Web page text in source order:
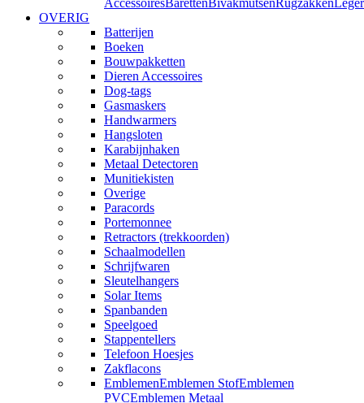
AccessoiresBarettenBivakmutsenRugzakken
OVERIG
Batterijen
Boeken
Bouwpakketten
Dieren Accessoires
Dog-tags
Gasmaskers
Handwarmers
Hangsloten
Karabijnhaken
Metaal Detectoren
Munitiekisten
Overige
Paracords
Portemonnee
Retractors (trekkoorden)
Schaalmodellen
Schrijfwaren
Sleutelhangers
Solar Items
Spanbanden
Speelgoed
Stappentellers
Telefoon Hoesjes
Zakflacons
EmblemenEmblemen StofEmblemen
PVCEmblemen Metaal